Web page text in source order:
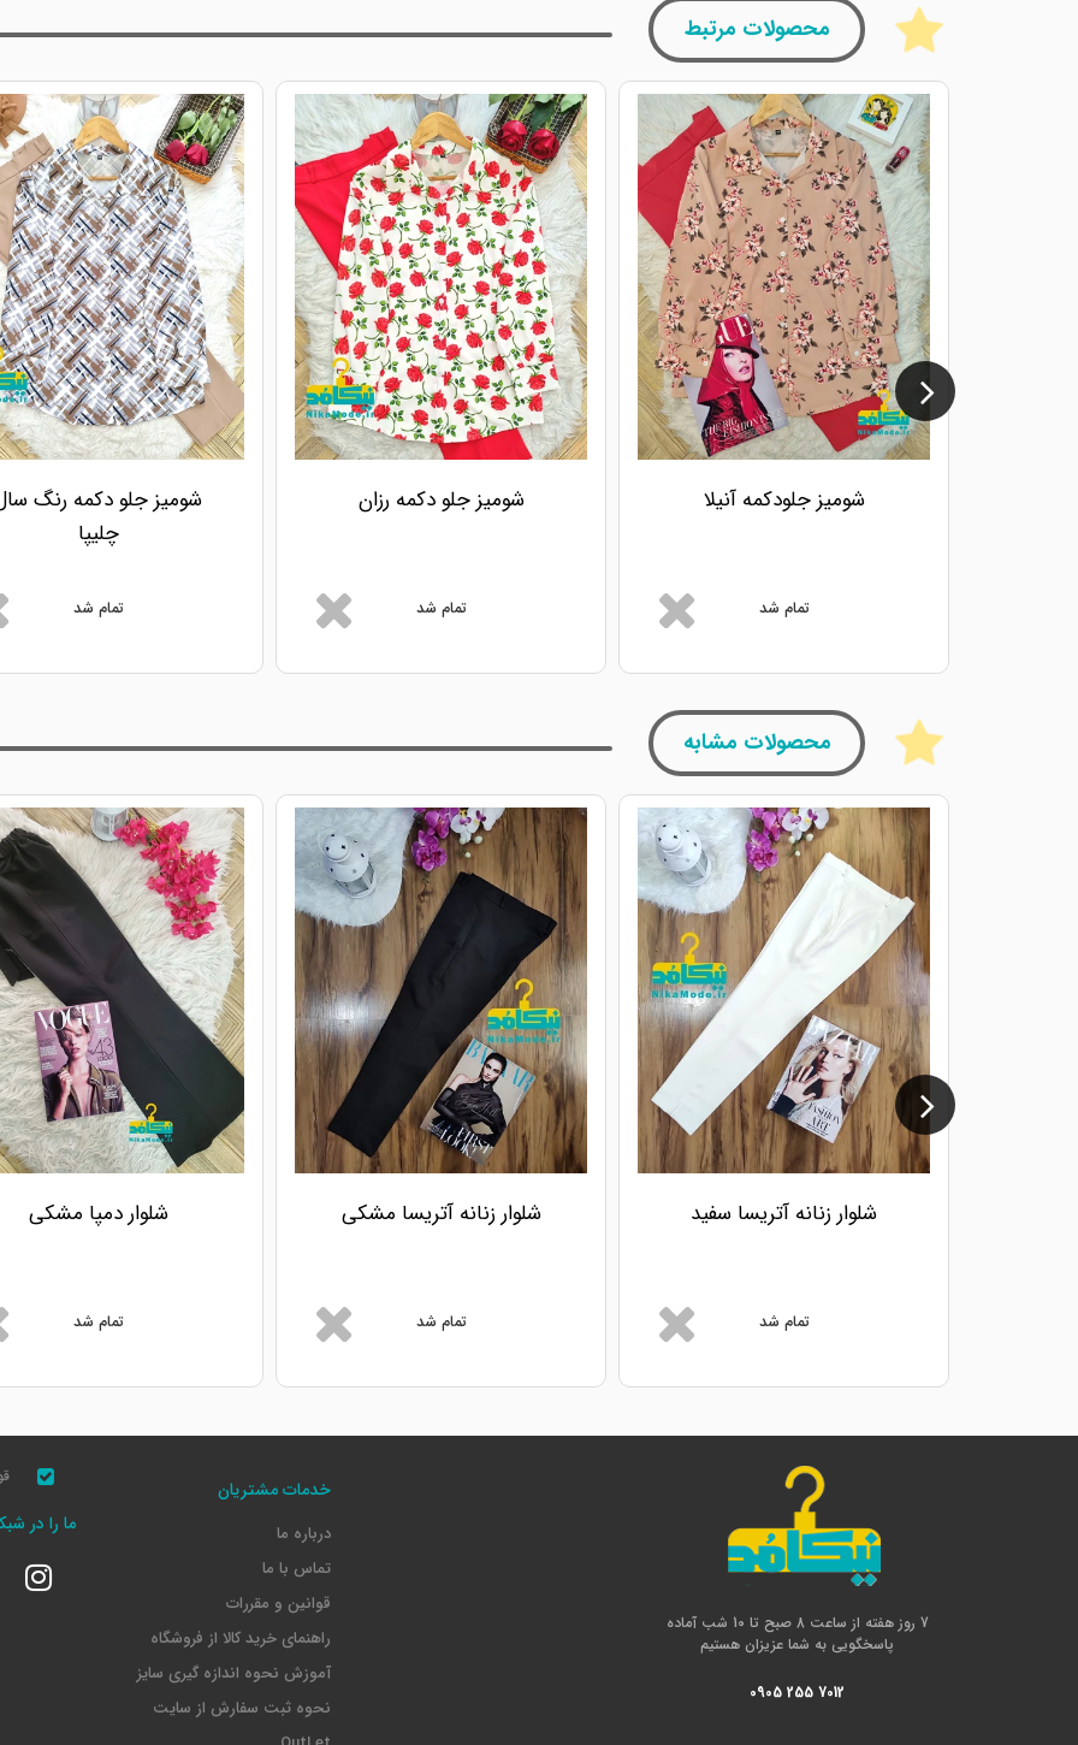
محصولات مرتبط
شومیز جلودکمه آنیلا
تمام شد
شومیز جلو دکمه رزان
تمام شد
شومیز جلو دکمه رنگ
چلیپا
تمام شد
محصولات مشابه
شلوار زنانه آتریسا سفید
تمام شد
شلوار زنانه آتریسا مشکی
تمام شد
شلوار دمپا مشکی
تمام شد
7 روز هفته از ساعت 8 صبح تا 10 شب آماده
پاسخگویی به شما عزیزان هستیم
0905 255 7012
خدمات مشتریان
درباره ما
تماس با ما
قوانین و مقررات
راهنمای خرید کالا از فروشگاه
آموزش نحوه اندازه گیری سایز
نحوه ثبت سفارش از سایت
ما را در